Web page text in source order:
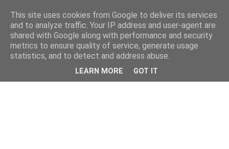
kristietim
viss, kas jāzin kristietim
This site uses cookies from Google to deliver its services
and to analyze traffic. Your IP address and user-agent are
shared with Google along with performance and security
metrics to ensure quality of service, generate usage
statistics, and to detect and address abuse.
LEARN MORE GOT IT